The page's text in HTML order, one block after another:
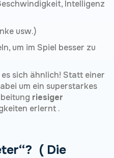
Intelligenz
usw.)
um im Spiel besser zu
sich ähnlich! Statt einer
um ein superstarkes
riesiger
erlernt .
‍ (Die